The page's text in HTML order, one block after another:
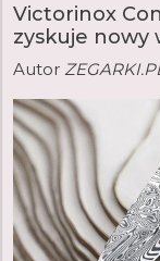
Victorinox
zyskuje nowy
Autor